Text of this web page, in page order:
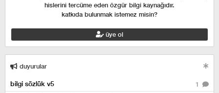
hislerini tercüme eden özgür bilgi kaynağıdır.
katkıda bulunmak istemez misin?
üye ol
duyurular
1
bilgi sözlük v5